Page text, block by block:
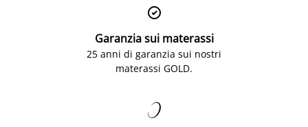

Garanzia sui materassi
25 anni di garanzia sui nostri
materassi GOLD.
